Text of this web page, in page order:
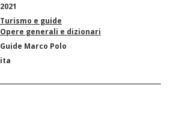
2021
Turismo e guide
Opere generali e dizionari
Guide Marco Polo
ita